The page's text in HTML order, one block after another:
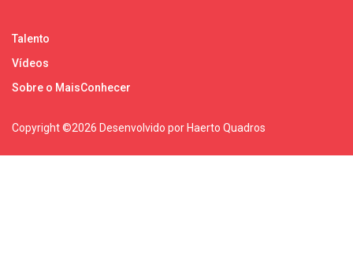
Talento
Vídeos
Sobre o MaisConhecer
Copyright ©2026 Desenvolvido por Haerto Quadros